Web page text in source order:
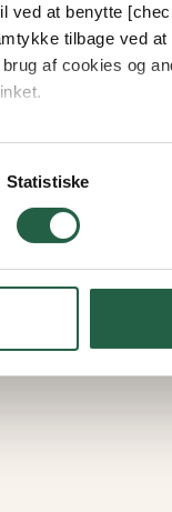
at benytte
tilbage ved
af cookies og
Statistiske